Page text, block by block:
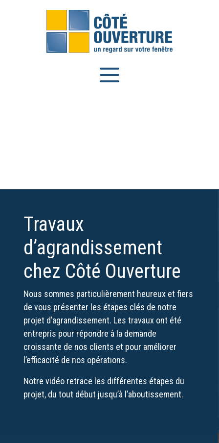
Travaux
d’agrandissement
chez Côté Ouverture
Nous sommes particulièrement heureux et fiers
de vous présenter les étapes clés de notre
projet d’agrandissement. Les travaux ont été
entrepris pour répondre à la demande
croissante de nos clients et pour améliorer
l’efficacité de nos opérations.
Notre vidéo retrace les différentes étapes du
projet, du tout début jusqu’à l’aboutissement.